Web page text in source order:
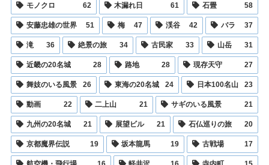
モノクロ 62 木漏れ日 61 石畳 58
安藤忠雄の世界 51 梅 47 渓谷 42 バラ 37
滝 36 絶景の旅 34 古民家 33 山岳 31
近畿の20名城 28 路地 28 現存天守 27
舞妓のいる風景 26 東海の20名城 24 日本100名山 23
動画 22 二上山 21 サギのいる風景 21
九州の20名城 21 展望ビル 21 石仏巡りの旅 20
京都魔界伝説 19 坂本龍馬 19 古戦場 17